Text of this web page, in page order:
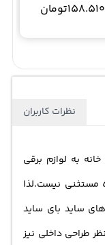
تومان
نظرات کاربران
به لوازم برقی
مستثنی نیست.لذا
ساید بای ساید
طراحی داخلی نیز